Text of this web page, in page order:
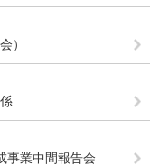
）
事業中間報告会